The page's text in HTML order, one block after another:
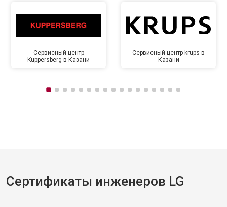
Сервисный центр
Kuppersberg в Казани
Сервисный центр krups в
Казани
Сертификаты инженеров LG